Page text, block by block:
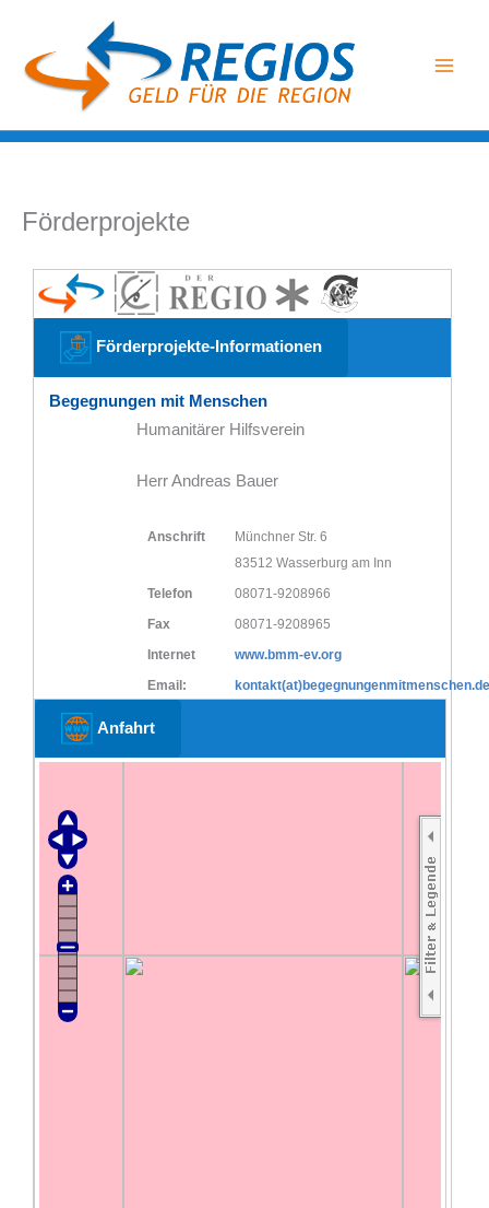
springen
Förderprojekte
Förderprojekte-Informationen
Begegnungen mit Menschen
Humanitärer Hilfsverein
Herr Andreas Bauer
Anschrift
Münchner Str. 6
83512 Wasserburg am Inn
Telefon
08071-9208966
Fax
08071-9208965
Internet
www.bmm-ev.org
Email:
kontakt(at)begegnungenmitmenschen.de
Anfahrt